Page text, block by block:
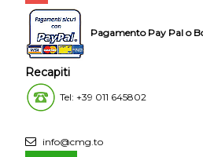
Pagamento Pay Pal o
Recapiti
Tel: +39 011 645802
info@cmg.to